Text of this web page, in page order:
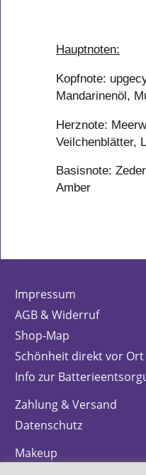
Hauptnoten:
Kopfnote:
Mandarinenöl,
Herznote:
Veilchenblätter,
Basisnote:
Amber
Impressum
AGB & Widerruf
Shop-Map
Schönheit direkt vor Ort
Info zur
Zahlung & Versand
Datenschutz
Makeup